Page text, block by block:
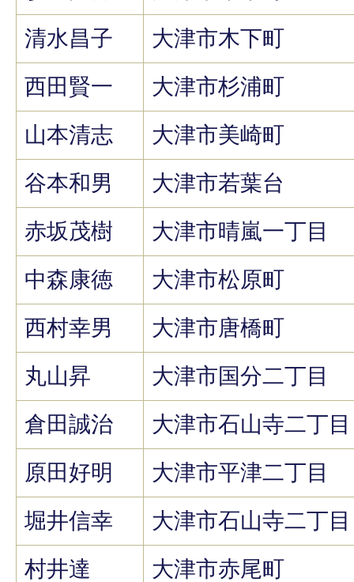
清水昌子
大津市木下町
西田賢一
大津市杉浦町
山本清志
大津市美崎町
谷本和男
大津市若葉台
赤坂茂樹
大津市晴嵐一丁目
中森康徳
大津市松原町
西村幸男
大津市唐橋町
丸山昇
大津市国分二丁目
倉田誠治
大津市石山寺二丁目
原田好明
大津市平津二丁目
堀井信幸
大津市石山寺二丁目
村井達
大津市赤尾町